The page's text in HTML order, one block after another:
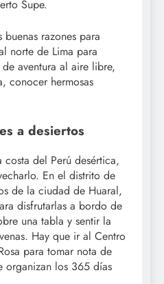
Supe.
razones para
norte de Lima para
aventura al aire libre,
conocer hermosas
a desiertos
del Perú desértica,
En el distrito de
de la ciudad de Huaral,
disfrutarlas a bordo de
una tabla y sentir la
Hay que ir al Centro
para tomar nota de
organizan los 365 días